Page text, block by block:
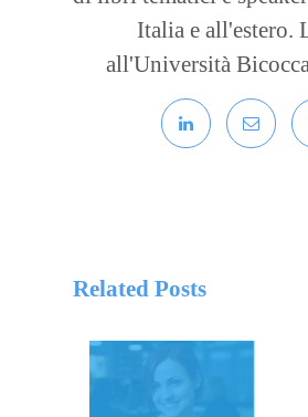
Italia e all'estero.
all'Università
Related Posts